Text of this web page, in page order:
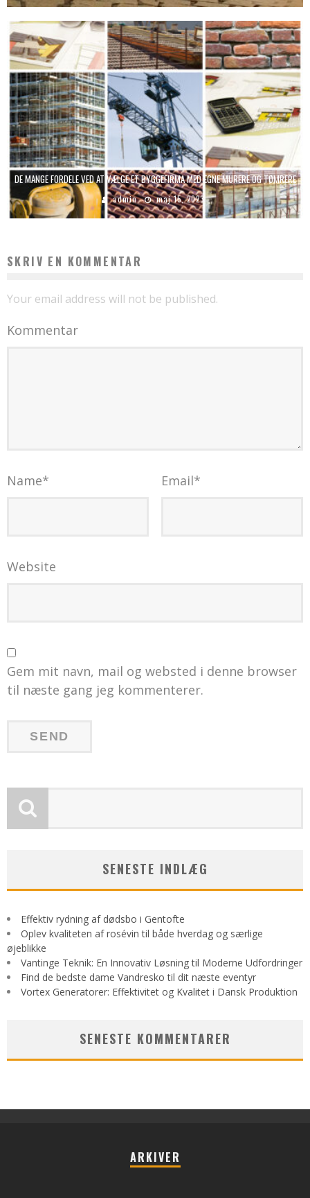
DE MANGE FORDELE VED AT VÆLGE ET BYGGEFIRMA MED EGNE MURERE OG TØMRERE
admin maj 15, 2023
SKRIV EN KOMMENTAR
Your email address will not be published.
Kommentar
Name* Email*
Website
Gem mit navn, mail og websted i denne browser
til næste gang jeg kommenterer.
SENESTE INDLÆG
Effektiv rydning af dødsbo i Gentofte
Oplev kvaliteten af rosévin til både hverdag og særlige
øjeblikke
Vantinge Teknik: En Innovativ Løsning til Moderne Udfordringer
Find de bedste dame Vandresko til dit næste eventyr
Vortex Generatorer: Effektivitet og Kvalitet i Dansk Produktion
SENESTE KOMMENTARER
ARKIVER